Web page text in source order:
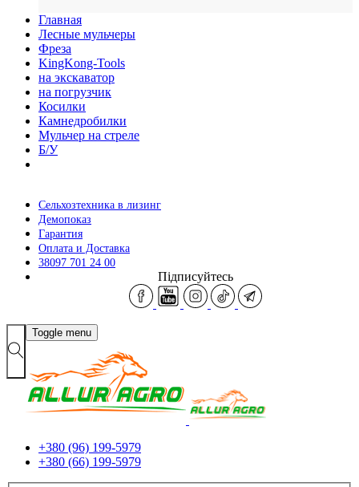
Главная
Лесные мульчеры
Фреза
KingKong-Tools
на экскаватор
на погрузчик
Косилки
Камнедробилки
Мульчер на стреле
Б/У
Сельхозтехника в лизинг
Демопоказ
Гарантия
Оплата и Доставка
38097 701 24 00
Підписуйтесь
Toggle menu
+380 (96) 199-5979
+380 (66) 199-5979